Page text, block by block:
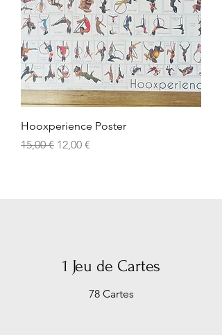
Hooxperience Poster
Prix original
15,00 € Prix promotionnel
12,00 €
1 Jeu de Cartes
78 Cartes